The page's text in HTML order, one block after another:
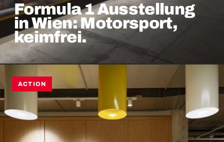
Formula 1 Ausstellung
in Wien: Motorsport,
keimfrei.
ACTION